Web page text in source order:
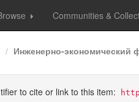
Communities &
Инженерно-экономический
to cite or link to this item: